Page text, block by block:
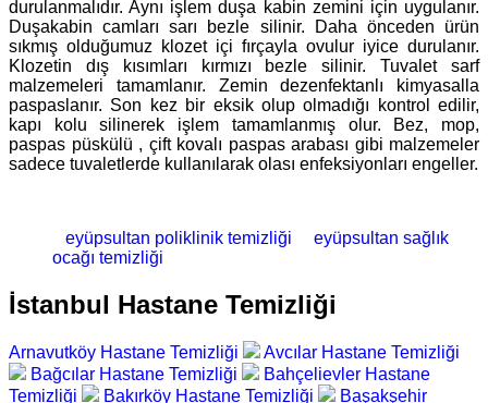
durulanmalıdır. Aynı işlem duşa kabin zemini için uygulanır.
Duşakabin camları sarı bezle silinir. Daha önceden ürün
sıkmış olduğumuz klozet içi fırçayla ovulur iyice durulanır.
Klozetin dış kısımları kırmızı bezle silinir. Tuvalet sarf
malzemeleri tamamlanır. Zemin dezenfektanlı kimyasalla
paspaslanır. Son kez bir eksik olup olmadığı kontrol edilir,
kapı kolu silinerek işlem tamamlanmış olur. Bez, mop,
paspas püskülü , çift kovalı paspas arabası gibi malzemeler
sadece tuvaletlerde kullanılarak olası enfeksiyonları engeller.
eyüpsultan poliklinik temizliği
eyüpsultan sağlık
ocağı temizliği
İstanbul Hastane Temizliği
Arnavutköy Hastane Temizliği
Avcılar Hastane Temizliği
Bağcılar Hastane Temizliği
Bahçelievler Hastane
Temizliği
Bakırköy Hastane Temizliği Başakşehir